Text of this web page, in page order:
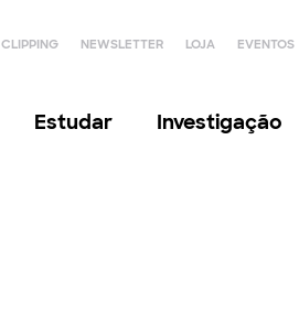
CLIPPING NEWSLETTER LOJA EVENTOS
Estudar Investigação